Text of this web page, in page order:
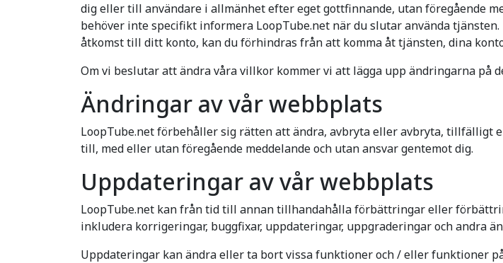
dig eller till användare i allmänhet efter eget gottfinnande, utan föregående
behöver inte specifikt informera LoopTube.net när du slutar använda
åtkomst till ditt konto, kan du förhindras från att komma åt tjänsten, dina
Om vi beslutar att ändra våra villkor kommer vi att lägga upp ändringarna på
Ändringar av vår webbplats
LoopTube.net förbehåller sig rätten att ändra, avbryta eller avbryta, tillfälligt
till, med eller utan föregående meddelande och utan ansvar gentemot dig.
Uppdateringar av vår webbplats
LoopTube.net kan från tid till annan tillhandahålla förbättringar eller
inkludera korrigeringar, buggfixar, uppdateringar, uppgraderingar och andra
Uppdateringar kan ändra eller ta bort vissa funktioner och / eller funktioner